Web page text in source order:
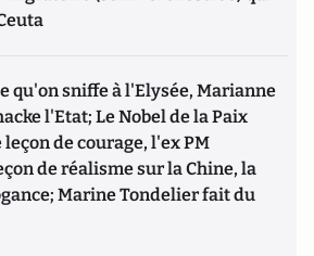
qu'on sniffe à l'Elysée, Marianne
l'Etat; Le Nobel de la Paix
de courage, l'ex PM
de réalisme sur la Chine, la
Marine Tondelier fait du